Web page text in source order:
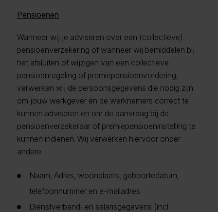
Pensioenen
Wanneer wij je adviseren over een (collectieve)
pensioenverzekering of wanneer wij bemiddelen bij
het afsluiten of wijzigen van een collectieve
pensioenregeling of premiepensioenvordering,
verwerken wij de persoonsgegevens die nodig zijn
om jouw werkgever én de werknemers correct te
kunnen adviseren en om de aanvraag bij de
pensioenverzekeraar of premiepensioeninstelling te
kunnen indienen. Wij verwerken hiervoor onder
andere:
Naam, Adres, woonplaats, geboortedatum,
telefoonnummer en e-mailadres
Dienstverband‑ en salarisgegevens (incl.